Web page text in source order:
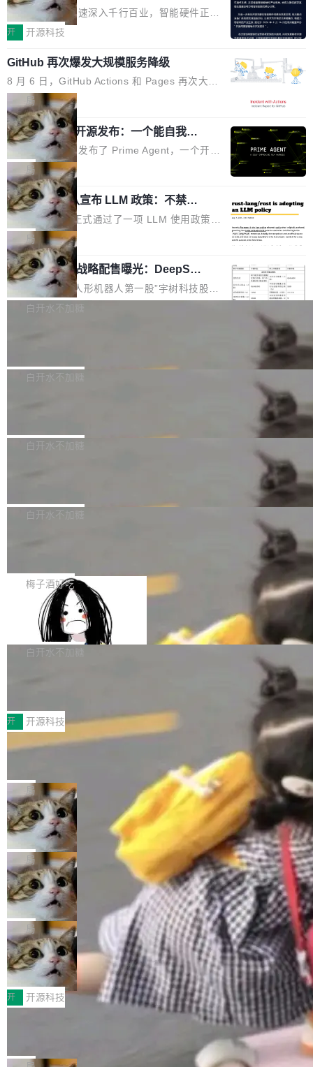
看起来最令人兴奋的论文，那它们大部分都是过
度宣传的。」 这才是真正的痛点。不是所有论文
都有问题，是最吸引眼球的那批论文最有问题。
他引用的帖子来自 Mathew Shen，一位 ICLR 2
026 的读者：「看了篇 ...
工作过。近日他在 X 上发了一条帖子，列出了他
认为现代 AI 领域最重要的三个开源项目。 第一
个名字毫无悬念：Flash Attention 2。 Hieu 的
理由很具体。FA 系列不需要解释，但 FA2 是他
认为最重要的一个——复杂度恰到好处，刚好能
驱动你去学 CuTe，但还没被那些"邪恶的" Hopp
er++ 优化所淹没，足够容易修改和适配。 更关
键的是 FA2 的持久性...
硬件开发者日杭州站即将举行
随着万物智联加速深入千行百业，智能硬件正从
单点设备迈向智能化、网联化、协同化发展。作
鸿蒙通过统一技术底座和分布式能力，为不同类
型智能设备的开发、连接与互联提供关键支撑，
也为产业链企业探索产品创新与商业增长打开新
的空间。 8月14日，开源鸿蒙智能硬件开发者日
（OHDD：OpenHarmony Hardware Develope
r Day）将在杭州启航。活动面向智能硬件产业
链企业和开发者，邀请行业专家与资深技术顾
问，围绕开源鸿蒙技术能力、设备适配、芯片适
配、功耗与稳定性调优、兼容性测评及统一互联
等内容展开系统讲解和实战交流，帮助企业进一
步了解开源鸿蒙在智能...
开 开源科技
GitHub 再次爆发大规模服务降级
8 月 6 日，GitHub Actions 和 Pages 再次大规
模服务降级，Actions 完全不可用超过 5 小时，
webhook 停发，连自托管 runner 也因调度层故
障无法工作。Pages、Copilot code review、C
opilot coding agent 全部受影响。从检测到完全
恢复，大约 12 小时。 这是 2026 年 8 月的第六
起事故，其中四起与 AI/Copilot 服务相关。 Git
Hub 员工 kdaigle 在 HN 讨论中贴出了一组数
据：2025 年全年 10 亿次 commit。现在，每周
2.75 亿次，全年预计 140 亿次。GitHub...
局
Prime Agent 开源发布：一个能自我改
进的编程 Agent，ARC-AGI 3 超越人类
专家基线
Prime Intellect 发布了 Prime Agent，一个开源
的编程 Agent Harness，核心设计围绕两个抽
象：Recursive Language Model（RLM）和 C
ontinual Harness。在 ARC-AGI 3 基准测试
上，Prime Agent + Opus 5 的组合达到了 95.
5% RHAE Best@1，超过了 ARC 报告的人类专
家基线 95.4%。 不是又一个 coding agent 包装
器 Prime Agent 的架构和市面上大多数 coding
agent 有本质区别。大多数 agent harness 的设
计是基于早期模型的能力—...
局
Rust 项目团队宣布 LLM 政策：不禁
止，但你要承认哪些代码不是你写的
Rust 语言项目正式通过了一项 LLM 使用政策，
覆盖 rust-lang/rust 单一仓库的代码贡献。这不
是项目级别的官方立场，目前由五个团队采纳，
但它可能是主流开源项目中关于 AI 辅助贡献最
细致的一份规则。 政策的核心只有一句话：LLM
可以用来分析、提炼、审阅、建议，但不能用来
不得生成涉及安全性的关键变更，除非作者本身
局
宇树科技 IPO 战略配售曝光：DeepSe
ek 获配 93.3 万股，锁定 36 个月
8月6日晚间，“人形机器人第一股”宇树科技股份
有限公司披露IPO发行价格及战略配售结果，杭
36个月。 公告显示，本次宇树科技战略配售对
员工参与设立的专项资产管理计划。其中，Dee
获配9...
白开水不加糖
Bug fixes and enhancements 修复多次传递同
一个回归问题，该问题导致拉取镜像时会拒绝包
题，该问题可能导致在旧版 Linux 内核...
白开水不加糖
e 孵化器项目管理委员会（IPMC）投票中获得
P）！这一里程碑不仅标志着 Fluss 迈入新的发
白开水不加糖
长期停止内容更新，未能实现其作为“AI版维基百
提交的编辑请求也长期处于待处理状态。 Groki
pedia 于去年底上线，定位为由人工智能生成内
容的百科平台，被马斯克视为传统众包百科网站
维基百科的替代方案。Lawfare 调查发现，无论
热门页面还是低关注度页面，均未出现近期更
白开水不加糖
是这样的：配 MessageSource 的 Bean、写 R
eloadableResourceBundleMessageSource、
声明 LocaleResolver、注册 LocaleChangeInt
erceptor…五六步之后才能看到第一行翻译文
本。 Solon 换了个方式。整个 i18n 模块围绕三
梅子酒好吃
Apache Doris 4.1 全面增强 Iceberg：
支持 UPDATE、MERGE INTO 与 Iceb
erg V3
Apache Doris 4.1 要补齐的，正是缺失的那一
半。在已有查询能力的基础上，Doris 进一步支
常维护操作，并完整支持 Iceberg V3 格式。
白开水不加糖
村国家自主创新示范区会议中心开幕。本届大会
由中关村智联软件服务业质量创新联盟主办，以
“智构可信·质创未来——AI原生时代的质量新范
式”为主题，直面AI从实验室走向规模化产业落地
的核心质量命题。会上，《2026智能研发生产力
工具选型手册》发布，Testin云测的Testin XAge
nt智能测试系统入选AI测试领域代表产品。对CI
O而言，这提示了一个转变：AI测试正在从效率
工具升级为企业的质量基础设施。 CIO面对的新
现实 过去两年，CIO们的焦虑清单上多了两项：
一是如何让大模型和智能体应用安全地从PoC走
向生产，二是如何让测试团队跟得上AI应用...
开 开源科技
让非法状态不可表示：一篇关于 ADT
有一种东西，一旦用过就回不去了。Alex Fedos
eev 管它叫"软件设计的基石"。 他说的东西不新
鲜——代数数据类型（ADT），尤其是和类型
（sum type）。但他说清楚了一件事：这不是类
型系统的学术体操，是日常编码的思维方式。 文
章从一个简单的例子切入。一个网站的深色主题
设置，如果用布尔值 + 可空字段来表示——bool
ean 表示是否可切换，nullable 的默认模式、浅
色方案、深色方案——会产生大量无意义的组
合。方案缺了、配置冲突了、全 null 了。要知道
哪些组合有效，作者说，你得靠"文档、校验、或
者部落知识"。 换个写法。Rust 的 enum，两个
变体：Switchable...
局
Cloudflare 开源内部企业 AI 平台 Clou
dflare OS
Cloudflare 发布了一个开源项目 Cloudflare O
S。如果你只看官方博客，你会觉得这是又一
个"AI 知识库 + 聊天机器人"——每个大厂都在
做，没什么新鲜的。 但 Kenton Varda 在 Twitte
r 上把事情说清楚了： 今天我们发布了 Cloudfla
re OS，一个带连接器的聊天机器人，跟其他所
有科技公司做的一样。只不过，实际上它不一
样。这是 Sandstorm.io 的重制版，我十年前的
那个创业公司。不同的是，这次它构建在 Cloudf
lare Workers 上——我花了九年时间搭建的平台
——并且深度集成了 AI。这基本上是我十年秘密
局
Deno 团队开源 Celld，可自托管的分
布式 Durable Objects
Ryan Dahl 领导的 Deno 团队推出了最新开源项
目 Celld，一个能在自己机器上运行 Cloudflare
Workers 和 Durable Objects 的守护进程。 设
计思路很直接：每个对象是一个独立的 SQLite
数据库，按名称寻址，复制到你自己的 S3 兼容
存储库里。节点之间只通过这个存储库协调——
没有控制平面，没有共识协议。每个对象自带一
个小型数据库，应用天然按分片构建，单个数据
库的竞争和爆炸半径问题在设计层面就被消除
了。 闲置的 cell 会休眠到几乎不占资源。当 cel
局
鲁大师7月新机性能/流畅/AI榜：vivo夺
性能、流畅双第一，三星Galaxy Z系列
新折叠缺席
2026年7月的手机市场，由于存储等硬件成本暴
增，手机厂商的日子也不好过啊，新机速度明显
放缓，因此硝烟味淡了许多。新机参数规格除开
Fold8 / Z Flip8）外，其余要么是中低端机器，
例如iQOO Z11i、REDMI Note 17、REDMI No
开 开源科技
Zed 编辑器团队发布了新项目——DeltaDB，一
个在 git commit 之间记录每一次编辑操作的版